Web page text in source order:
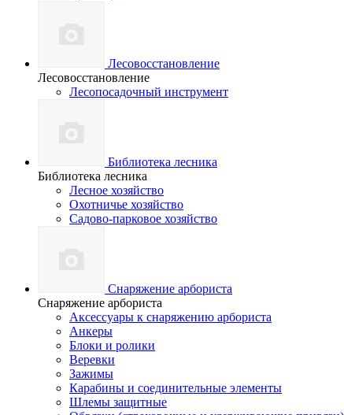
Лесовосстановление
Лесовосстановление
Лесопосадочный инструмент
Библиотека лесника
Библиотека лесника
Лесное хозяйство
Охотничье хозяйство
Садово-парковое хозяйство
Снаряжение арбориста
Снаряжение арбориста
Аксессуары к снаряжению арбориста
Анкеры
Блоки и ролики
Веревки
Зажимы
Карабины и соединительные элементы
Шлемы защитные